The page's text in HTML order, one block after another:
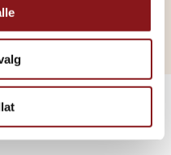
psykisk